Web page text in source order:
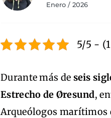
Enero / 2026
5/5 -
Durante más de seis
Estrecho de Øresund,
Arqueólogos marítimos